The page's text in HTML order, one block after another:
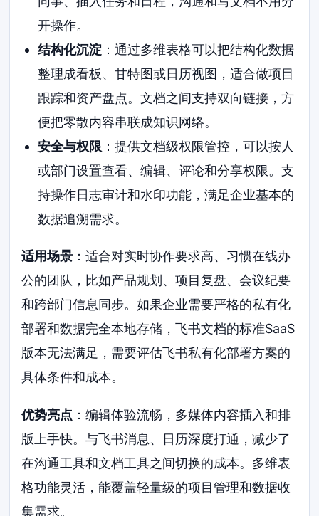
开操作。
结构化沉淀：通过多维表格可以把结构化数据
整理成看板、甘特图或日历视图，适合做项目
跟踪和资产盘点。文档之间支持双向链接，方
便把零散内容串联成知识网络。
安全与权限 ：提供文档级权限管控，可以按人
或部门设置查看、编辑、评论和分享权限。支
持操作日志审计和水印功能，满足企业基本的
数据追溯需求。
适用场景 ：适合对实时协作要求高、习惯在线办
公的团队，比如产品规划、项目复盘、会议纪要
和跨部门信息同步。如果企业需要严格的私有化
部署和数据完全本地存储，飞书文档的标准SaaS
版本无法满足，需要评估飞书私有化部署方案的
具体条件和成本。
优势亮点 ：编辑体验流畅，多媒体内容插入和排
版上手快。与飞书消息、日历深度打通，减少了
在沟通工具和文档工具之间切换的成本。多维表
格功能灵活，能覆盖轻量级的项目管理和数据收
集需求。